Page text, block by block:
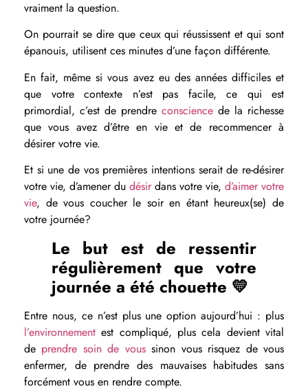
vraiment la question.
On pourrait se dire que ceux qui réussissent et qui sont
épanouis, utilisent ces minutes d’une façon différente.
En fait, même si vous avez eu des années difficiles et
que votre contexte n’est pas facile, ce qui est
primordial, c’est de prendre conscience de la richesse
que vous avez d’être en vie et de recommencer à
désirer votre vie.
Et si une de vos premières intentions serait de re-désirer
votre vie, d’amener du désirdans votre vie, d’aimer votre
vie, de vous coucher le soir en étant heureux(se) de
votre journée?
Le but est de ressentir
régulièrement que votre
journée a été chouette 💛
Entre nous, ce n’est plus une option aujourd’hui : plus
l’environnement est compliqué, plus cela devient vital
de prendre soin de voussinon vous risquez de vous
enfermer, de prendre des mauvaises habitudes sans
forcément vous en rendre compte.